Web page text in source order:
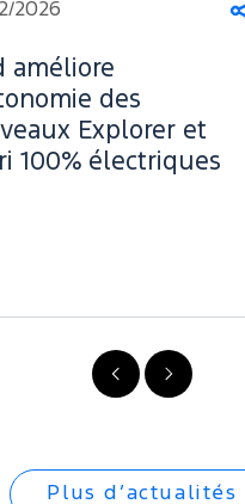
Suivant
Précédent
2026
améliore
des
Explorer et
100% électriques
Plus d’actualités